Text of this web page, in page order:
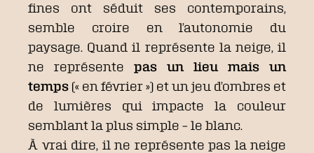
fines ont séduit ses contemporains,
semble croire en l’autonomie du
paysage. Quand il représente la neige, il
ne représente pas un lieu mais un
temps (« en février ») et un jeu d’ombres et
de lumières qui impacte la couleur
semblant la plus simple – le blanc.
À vrai dire, il ne représente pas la neige